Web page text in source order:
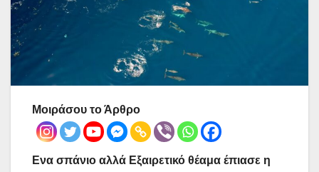
Μοιράσου το Άρθρο
Ενα σπάνιο αλλά Εξαιρετικό θέαμα έπιασε η